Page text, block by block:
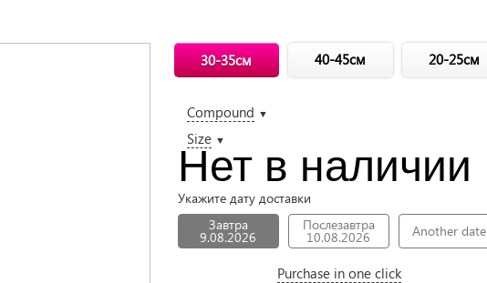
30-35см 40-45см 20-25см
Compound ▼
Size ▼
Нет в наличии
Укажите дату доставки
Завтра
9.08.2026
Послезавтра
10.08.2026 Another date
Purchase in one click